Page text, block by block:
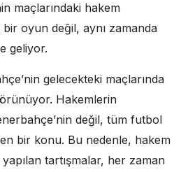
maçlarındaki hakem
oyun değil, aynı zamanda
geliyor.
gelecekteki maçlarında
Hakemlerin
değil, tüm futbol
bir konu. Bu nedenle, hakem
tartışmalar, her zaman